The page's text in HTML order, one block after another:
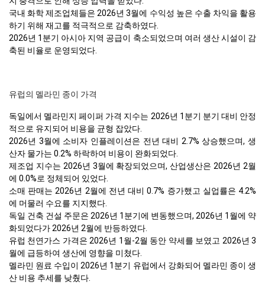
국내 화학 제조업체들은 2026년 3월에 수익성 높은 수출 차익을 활용
하기 위해 재고를 적극적으로 감축하였다.
2026년 1분기 아시아 지역 공급이 축소되었으며 여러 생산 시설이 감
축된 비율로 운영되었다.
유럽의 멜라민 종이 가격
독일에서 멜라민지 페이퍼 가격 지수는 2026년 1분기 분기 대비 안정
적으로 유지되어 비용을 균형 잡았다.
2026년 3월에 소비자 인플레이션은 전년 대비 2.7% 상승했으며, 생
산자 물가는 0.2% 하락하여 비용이 완화되었다.
제조업 지수는 2026년 3월에 확장되었으며, 산업생산은 2026년 2월
에 0.0%로 정체되어 있었다.
소매 판매는 2026년 2월에 전년 대비 0.7% 증가했고 실업률은 4.2%
에 머물러 수요를 지지했다.
독일 건축 건설 주문은 2026년 1분기에 변동했으며, 2026년 1월에 약
화되었다가 2026년 2월에 반등하였다.
유럽 천연가스 가격은 2026년 1월-2월 동안 약세를 보였고 2026년 3
월에 급등하여 생산에 영향을 미쳤다.
멜라민 원료 수입이 2026년 1분기 유럽에서 강화되어 멜라민 종이 생
산 비용 추세를 낮췄다.